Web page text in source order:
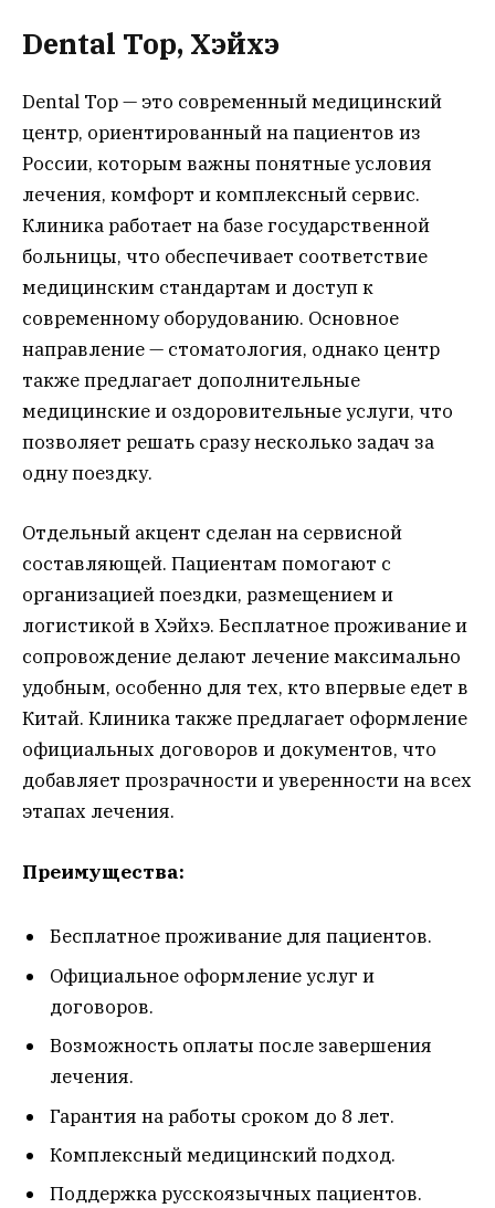
Dental Top, Хэйхэ
Dental Top — это современный медицинский
центр, ориентированный на пациентов из
России, которым важны понятные условия
лечения, комфорт и комплексный сервис.
Клиника работает на базе государственной
больницы, что обеспечивает соответствие
медицинским стандартам и доступ к
современному оборудованию. Основное
направление — стоматология, однако центр
также предлагает дополнительные
медицинские и оздоровительные услуги, что
позволяет решать сразу несколько задач за
одну поездку.
Отдельный акцент сделан на сервисной
составляющей. Пациентам помогают с
организацией поездки, размещением и
логистикой в Хэйхэ. Бесплатное проживание и
сопровождение делают лечение максимально
удобным, особенно для тех, кто впервые едет в
Китай. Клиника также предлагает оформление
официальных договоров и документов, что
добавляет прозрачности и уверенности на всех
этапах лечения.
Преимущества:
Бесплатное проживание для пациентов.
Официальное оформление услуг и
договоров.
Возможность оплаты после завершения
лечения.
Гарантия на работы сроком до 8 лет.
Комплексный медицинский подход.
Поддержка русскоязычных пациентов.